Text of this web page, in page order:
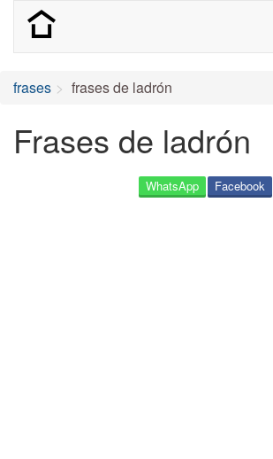
frases frases de ladrón
Frases de ladrón
Facebook
WhatsApp